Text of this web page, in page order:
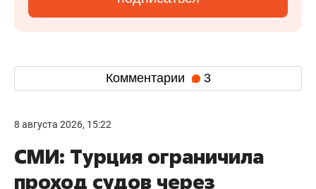
Комментарии 3
8 августа 2026, 15:22
СМИ: Турция ограничила
проход судов через